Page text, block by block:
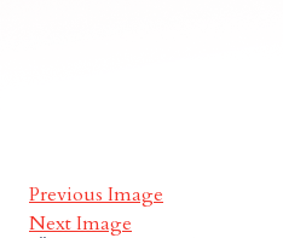
Previous Image
Next Image